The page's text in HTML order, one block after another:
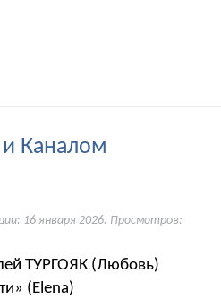
Каналом
16 января 2026. Просмотров:
ТУРГОЯК (Любовь)
(Elena)